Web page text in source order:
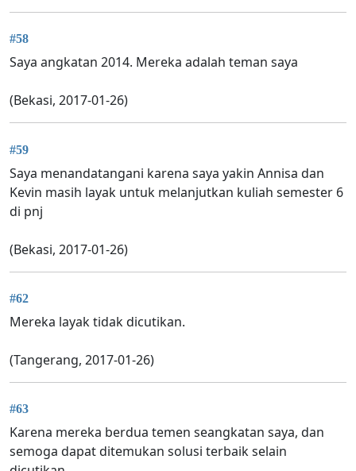
#58
Saya angkatan 2014. Mereka adalah teman saya
(Bekasi, 2017-01-26)
#59
Saya menandatangani karena saya yakin Annisa dan
Kevin masih layak untuk melanjutkan kuliah semester 6
di pnj
(Bekasi, 2017-01-26)
#62
Mereka layak tidak dicutikan.
(Tangerang, 2017-01-26)
#63
Karena mereka berdua temen seangkatan saya, dan
semoga dapat ditemukan solusi terbaik selain